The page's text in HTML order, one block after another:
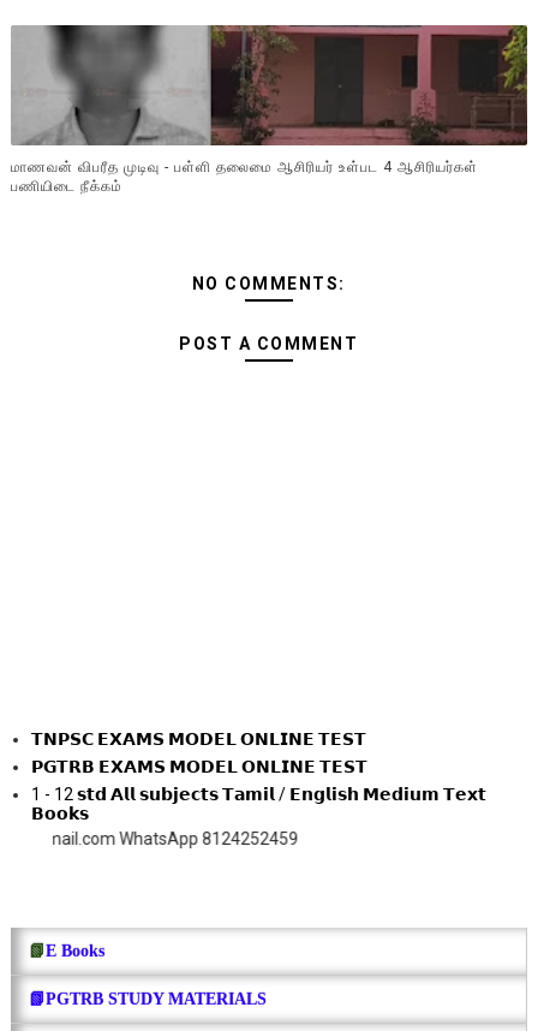
மாணவன் விபரீத முடிவு - பள்ளி தலைமை ஆசிரியர் உள்பட 4 ஆசிரியர்கள்
பணியிடை நீக்கம்
NO COMMENTS:
POST A COMMENT
𝗧𝗡𝗣𝗦𝗖 𝗘𝗫𝗔𝗠𝗦 𝗠𝗢𝗗𝗘𝗟 𝗢𝗡𝗟𝗜𝗡𝗘 𝗧𝗘𝗦𝗧
𝗣𝗚𝗧𝗥𝗕 𝗘𝗫𝗔𝗠𝗦 𝗠𝗢𝗗𝗘𝗟 𝗢𝗡𝗟𝗜𝗡𝗘 𝗧𝗘𝗦𝗧
1 - 12 𝘀𝘁𝗱 𝗔𝗹𝗹 𝘀𝘂𝗯𝗷𝗲𝗰𝘁𝘀 𝗧𝗮𝗺𝗶𝗹 / 𝗘𝗻𝗴𝗹𝗶𝘀𝗵 𝗠𝗲𝗱𝗶𝘂𝗺 𝗧𝗲𝘅𝘁
𝗕𝗼𝗼𝗸𝘀
WhatsApp 8124252459
📗E Books
📗PGTRB STUDY MATERIALS